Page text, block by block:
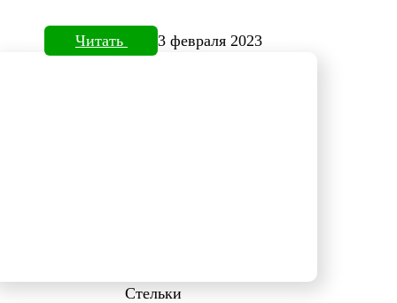
Читать 3 февраля 2023
Стельки